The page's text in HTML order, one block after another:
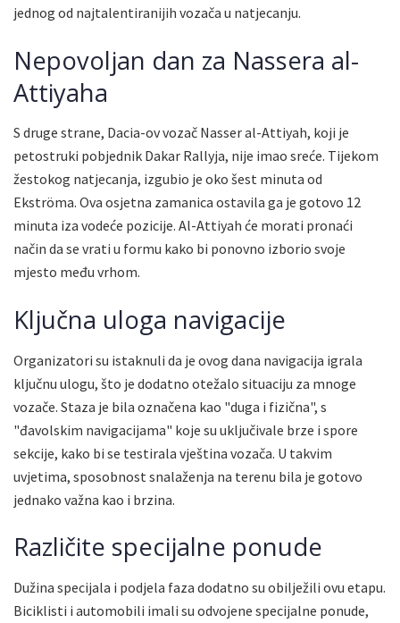
jednog od najtalentiranijih vozača u natjecanju.
Nepovoljan dan za Nassera al-
Attiyaha
S druge strane, Dacia-ov vozač Nasser al-Attiyah, koji je
petostruki pobjednik Dakar Rallyja, nije imao sreće. Tijekom
žestokog natjecanja, izgubio je oko šest minuta od
Ekströma. Ova osjetna zamanica ostavila ga je gotovo 12
minuta iza vodeće pozicije. Al-Attiyah će morati pronaći
način da se vrati u formu kako bi ponovno izborio svoje
mjesto među vrhom.
Ključna uloga navigacije
Organizatori su istaknuli da je ovog dana navigacija igrala
ključnu ulogu, što je dodatno otežalo situaciju za mnoge
vozače. Staza je bila označena kao "duga i fizična", s
"đavolskim navigacijama" koje su uključivale brze i spore
sekcije, kako bi se testirala vještina vozača. U takvim
uvjetima, sposobnost snalaženja na terenu bila je gotovo
jednako važna kao i brzina.
Različite specijalne ponude
Dužina specijala i podjela faza dodatno su obilježili ovu etapu.
Biciklisti i automobili imali su odvojene specijalne ponude,